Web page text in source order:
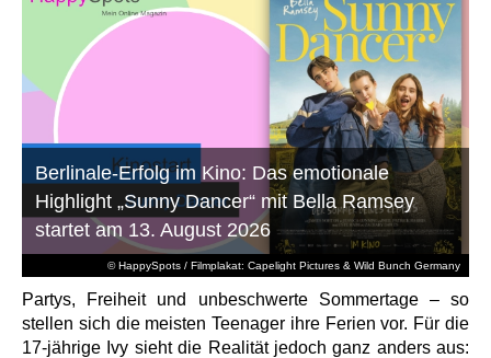
© HappySpots / Filmplakat: Capelight Pictures & Wild Bunch Germany
Berlinale-Erfolg im Kino: Das emotionale
Highlight „Sunny Dancer“ mit Bella Ramsey
startet am 13. August 2026
Partys, Freiheit und unbeschwerte Sommertage – so
stellen sich die meisten Teenager ihre Ferien vor. Für die
17-jährige Ivy sieht die Realität jedoch ganz anders aus: